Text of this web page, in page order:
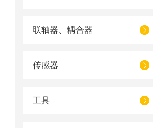
联轴器、耦合器
传感器
工具